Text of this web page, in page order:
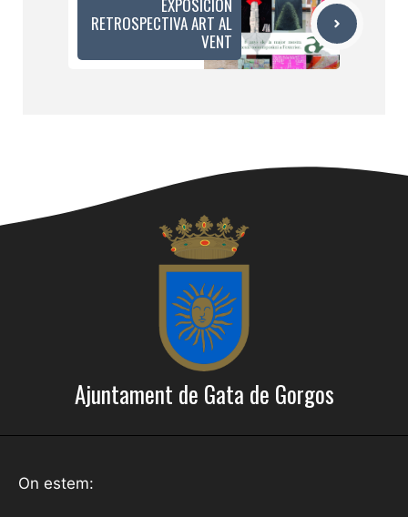
EXPOSICIÓN
RETROSPECTIVA ART AL
VENT
Ajuntament de Gata de Gorgos
On estem: